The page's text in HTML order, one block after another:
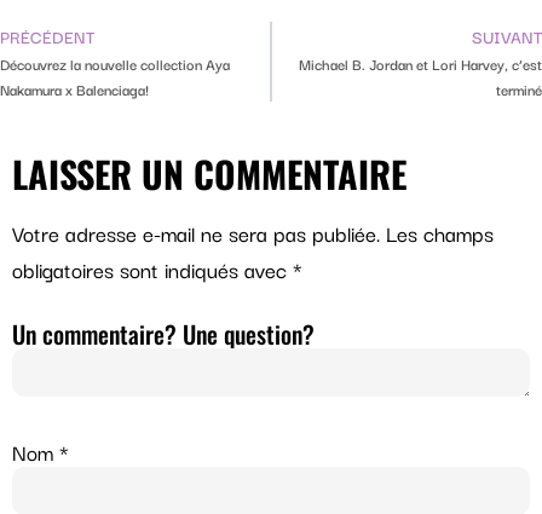
PRÉCÉDENT
Découvrez la nouvelle collection Aya
Nakamura x Balenciaga!
SUIVANT
Michael B. Jordan et Lori Harvey, c’est
terminé
LAISSER UN COMMENTAIRE
Votre adresse e-mail ne sera pas publiée. Les champs
obligatoires sont indiqués avec*
Un commentaire? Une question?
Nom*